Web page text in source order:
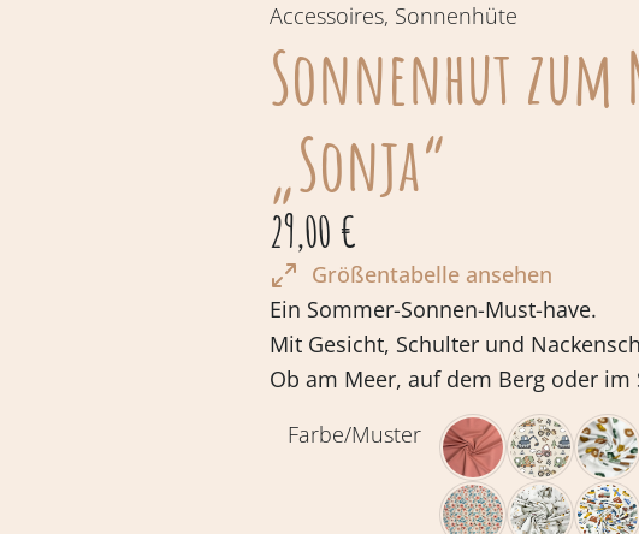
Accessoires, Sonnenhüte
Sonnenhut zum
„Sonja“
29,00 €
Größentabelle ansehen
Ein Sommer-Sonnen-Must-have.
Mit Gesicht, Schulter und
Ob am Meer, auf dem Berg oder im
Farbe/Muster